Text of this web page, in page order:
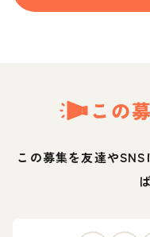
この
この募集を友達や